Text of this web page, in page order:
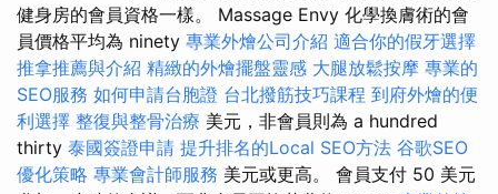
健身房的會員資格一樣。 Massage Envy 化學換膚術的會
員價格平均為 ninety 專業外燴公司介紹 適合你的假牙選擇
推拿推薦與介紹 精緻的外燴擺盤靈感 大腿放鬆按摩 專業的
SEO服務 如何申請台胞證 台北撥筋技巧課程 到府外燴的便
利選擇 整復與整骨治療 美元，非會員則為 a hundred
thirty 泰國簽證申請 提升排名的Local SEO方法 谷歌SEO
優化策略 專業會計師服務 美元或更高。 會員支付 50 美元